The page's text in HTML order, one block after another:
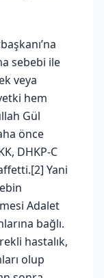
sebebi ile
veya
hem
Gül
önce
DHKP-C
Yani
Adalet
bağlı.
hastalık,
olup